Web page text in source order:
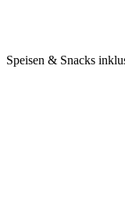
Speisen & Snacks